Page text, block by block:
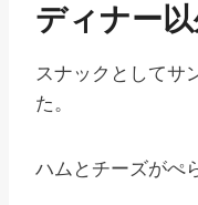
ディナー
スナックとしてサ
た。
ハムとチーズがぺ